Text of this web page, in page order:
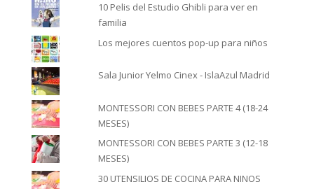
10 Pelis del Estudio Ghibli para ver en
familia
Los mejores cuentos pop-up para niños
Sala Junior Yelmo Cinex - IslaAzul Madrid
MONTESSORI CON BEBES PARTE 4 (18-24
MESES)
MONTESSORI CON BEBES PARTE 3 (12-18
MESES)
30 UTENSILIOS DE COCINA PARA NINOS